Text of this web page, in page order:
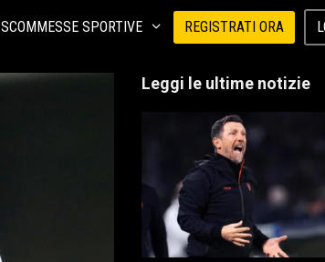
SCOMMESSE SPORTIVE REGISTRATI ORA
Leggi le ultime notizie